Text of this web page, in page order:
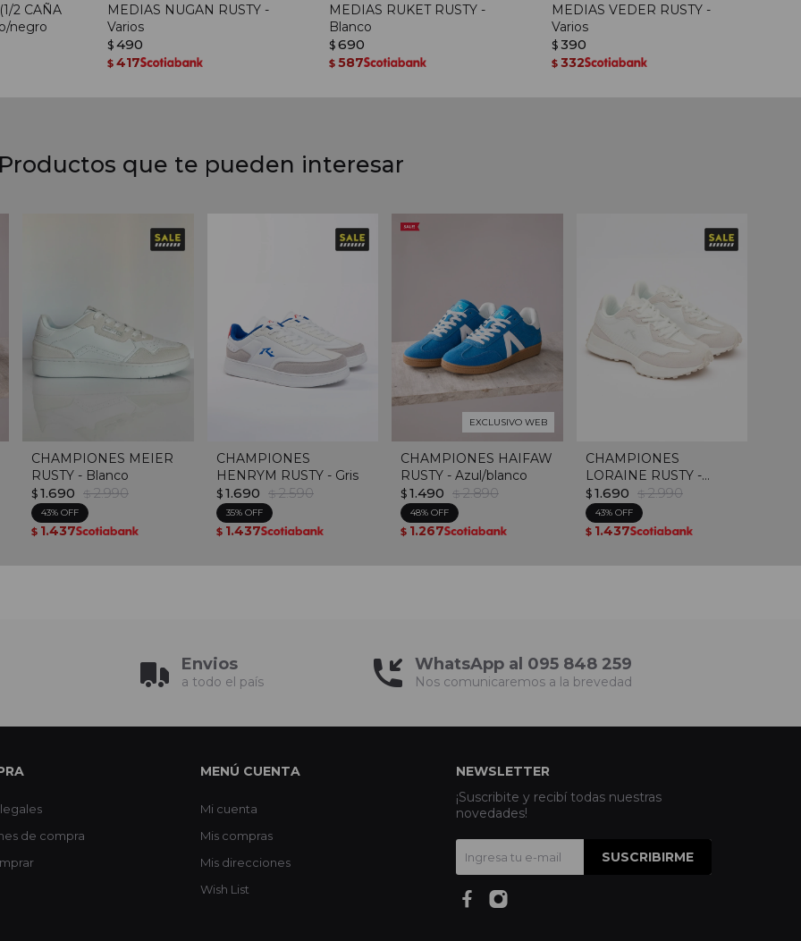
2 CAÑA
negro
MEDIAS NUGAN RUSTY -
Varios
$ 490
$ 417
MEDIAS RUKET RUSTY -
Blanco
$ 690
$ 587
MEDIAS VEDER RUSTY -
Varios
$ 390
$ 332
que te pueden interesar
CHAMPIONES MEIER
RUSTY - Blanco
$ 1.690 $ 2.990
43
$ 1.437
CHAMPIONES
HENRYM RUSTY - Gris
$ 1.690 $ 2.590
35
$ 1.437
EXCLUSIVO WEB
CHAMPIONES HAIFAW
RUSTY - Azul/blanco
$ 1.490 $ 2.890
48
$ 1.267
CHAMPIONES
LORAINE RUSTY -
Blanco
$ 1.690 $ 2.990
43
$ 1.437
Envios
a todo el país
WhatsApp al 095 848 259
Nos comunicaremos a la brevedad
de compra
MENÚ CUENTA
Mi cuenta
Mis compras
Mis direcciones
Wish List
NEWSLETTER
¡Suscribite y recibí todas nuestras
novedades!
SUSCRIBIRME